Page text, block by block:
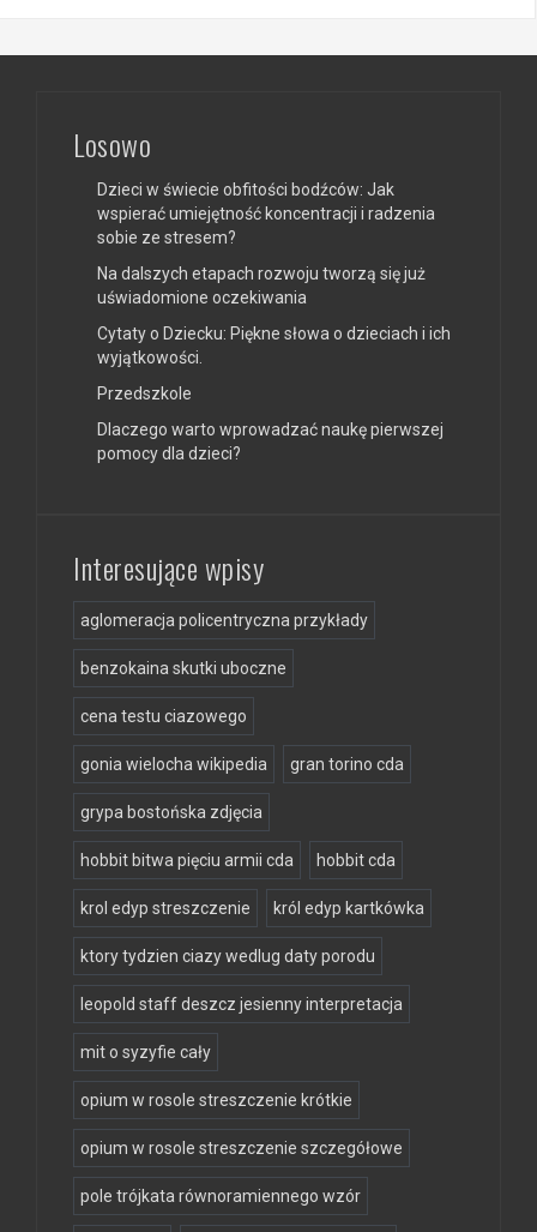
Losowo
Dzieci w świecie obfitości bodźców: Jak
wspierać umiejętność koncentracji i radzenia
sobie ze stresem?
Na dalszych etapach rozwoju tworzą się już
uświadomione oczekiwania
Cytaty o Dziecku: Piękne słowa o dzieciach i ich
wyjątkowości.
Przedszkole
Dlaczego warto wprowadzać naukę pierwszej
pomocy dla dzieci?
Interesujące wpisy
aglomeracja policentryczna przykłady
benzokaina skutki uboczne
cena testu ciazowego
gonia wielocha wikipedia gran torino cda
grypa bostońska zdjęcia
hobbit bitwa pięciu armii cda hobbit cda
krol edyp streszczenie król edyp kartkówka
ktory tydzien ciazy wedlug daty porodu
leopold staff deszcz jesienny interpretacja
mit o syzyfie cały
opium w rosole streszczenie krótkie
opium w rosole streszczenie szczegółowe
pole trójkata równoramiennego wzór